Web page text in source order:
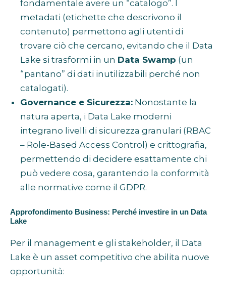
fondamentale avere un “catalogo”. I
metadati (etichette che descrivono il
contenuto) permettono agli utenti di
trovare ciò che cercano, evitando che il Data
Lake si trasformi in un Data Swamp (un
“pantano” di dati inutilizzabili perché non
catalogati).
Governance e Sicurezza: Nonostante la
natura aperta, i Data Lake moderni
integrano livelli di sicurezza granulari (RBAC
– Role-Based Access Control) e crittografia,
permettendo di decidere esattamente chi
può vedere cosa, garantendo la conformità
alle normative come il GDPR.
Approfondimento Business: Perché investire in un Data
Lake
Per il management e gli stakeholder, il Data
Lake è un asset competitivo che abilita nuove
opportunità: